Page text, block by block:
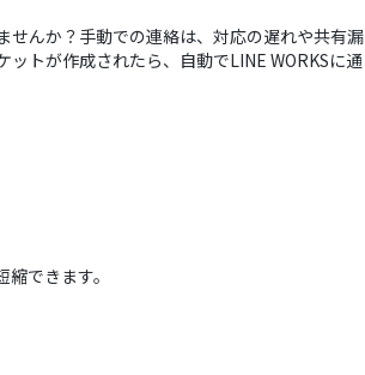
んか？手動での連絡は、対応の遅れや共有漏
トが作成されたら、自動でLINE WORKSに通
できます。